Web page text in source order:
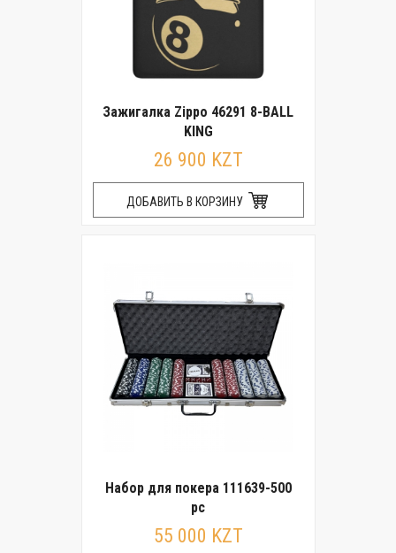
Зажигалка Zippo 46291 8-BALL
KING
26 900 KZT
ДОБАВИТЬ В КОРЗИНУ
Набор для покера 111639-500
pc
55 000 KZT